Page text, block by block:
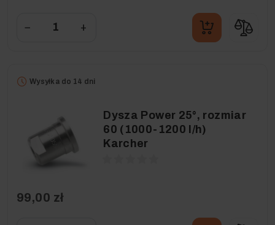
− +
Wysyłka do 14 dni
Dysza Power 25°, rozmiar
60 (1000-1200 l/h)
Karcher
99,00 zł